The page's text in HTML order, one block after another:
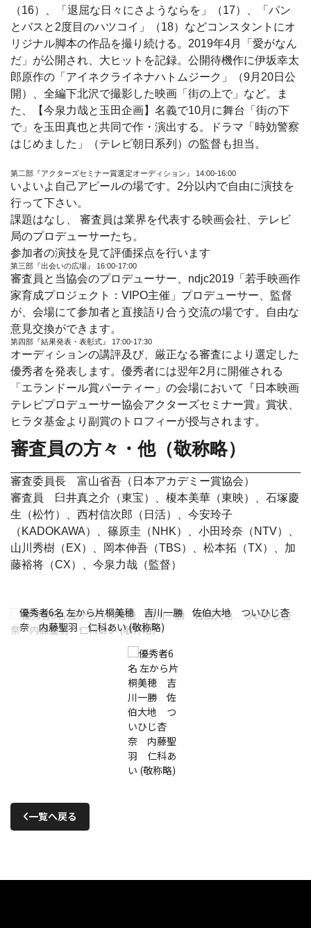
（16）、「退屈な日々にさようならを」（17）、「パン
とバスと2度目のハツコイ」（18）などコンスタントにオ
リジナル脚本の作品を撮り続ける。2019年4月「愛がなん
だ」が公開され、大ヒットを記録。公開待機作に伊坂幸太
郎原作の「アイネクライネナハトムジーク」（9月20日公
開）、全編下北沢で撮影した映画「街の上で」など。ま
た、【今泉力哉と玉田企画】名義で10月に舞台「街の下
で」を玉田真也と共同で作・演出する。ドラマ「時効警察
はじめました」（テレビ朝日系列）の監督も担当。
第二部『アクターズセミナー賞選定オーディション』 14:00-16:00
いよいよ自己アピールの場です。2分以内で自由に演技を
行って下さい。
課題はなし、 審査員は業界を代表する映画会社、テレビ
局のプロデューサーたち。
参加者の演技を見て評価採点を行います
第三部『出会いの広場』 16:00-17:00
審査員と当協会のプロデューサー、ndjc2019「若手映画作
家育成プロジェクト：VIPO主催」プロデューサー、監督
が、会場にて参加者と直接語り合う交流の場です。自由な
意見交換ができます。
第四部『結果発表・表彰式』 17:00-17:30
オーディションの講評及び、厳正なる審査により選定した
優秀者を発表します。優秀者には翌年2月に開催される
「エランドール賞パーティー」の会場において『日本映画
テレビプロデューサー協会アクターズセミナー賞』賞状、
ヒラタ基金より副賞のトロフィーが授与されます。
審査員の方々・他（敬称略）
審査委員長 富山省吾（日本アカデミー賞協会）
審査員 臼井真之介（東宝）、榎本美華（東映）、石塚慶
生（松竹）、西村信次郎（日活）、今安玲子
（KADOKAWA）、篠原圭（NHK）、小田玲奈（NTV）、
山川秀樹（EX）、岡本伸吾（TBS）、松本拓（TX）、加
藤裕将（CX）、今泉力哉（監督）
優秀者6名 左から片桐美穂 吉川一勝 佐伯大地 ついひじ杏
奈 内藤聖羽 仁科あい (敬称略)
一覧へ戻る